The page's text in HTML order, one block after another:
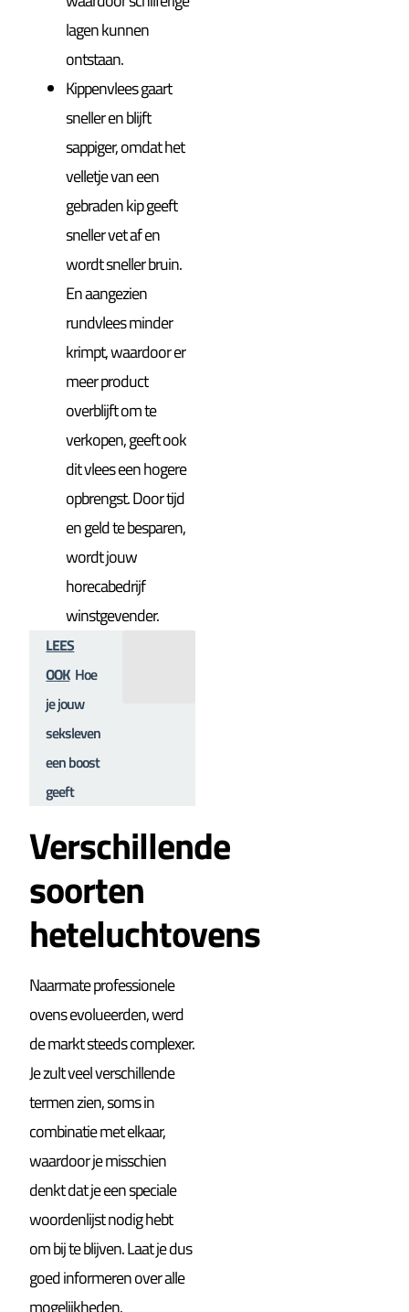
lagen kunnen
ontstaan.
Kippenvlees gaart
sneller en blijft
sappiger, omdat het
velletje van een
gebraden kip geeft
sneller vet af en
wordt sneller bruin.
En aangezien
rundvlees minder
krimpt, waardoor er
meer product
overblijft om te
verkopen, geeft ook
dit vlees een hogere
opbrengst. Door tijd
en geld te besparen,
wordt jouw
horecabedrijf
winstgevender.
LEES
OOK Hoe
je jouw
seksleven
een boost
geeft
Verschillende
soorten
heteluchtovens
Naarmate professionele
ovens evolueerden, werd
de markt steeds complexer.
Je zult veel verschillende
termen zien, soms in
combinatie met elkaar,
waardoor je misschien
denkt dat je een speciale
woordenlijst nodig hebt
om bij te blijven. Laat je dus
goed informeren over alle
mogelijkheden.